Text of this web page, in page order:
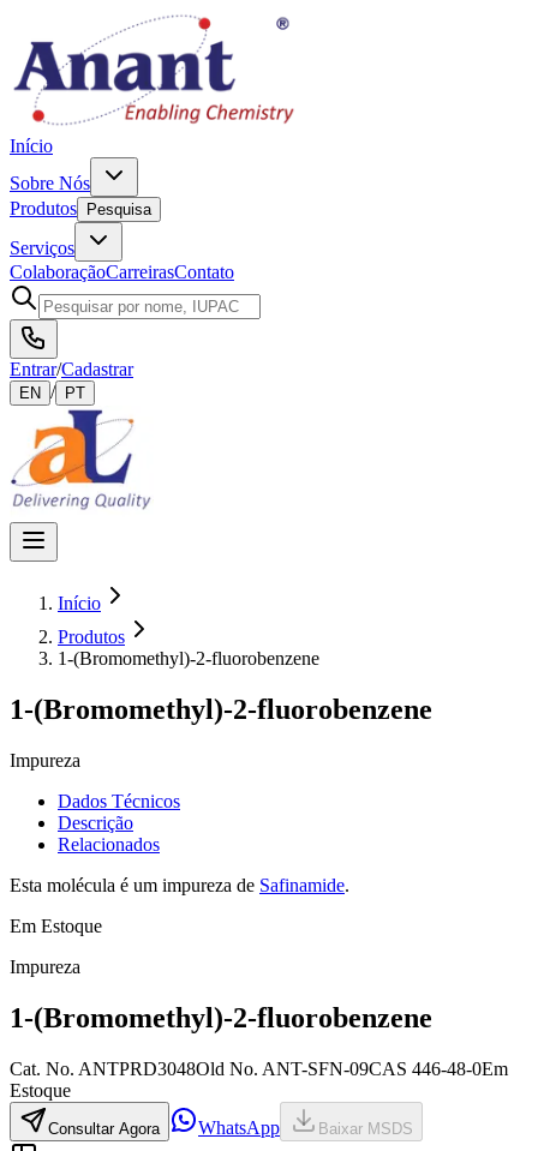
Início
Sobre Nós
Produtos
Pesquisa
Serviços
ColaboraçãoCarreirasContato
Entrar/Cadastrar
EN / PT
Início
Produtos
1-(Bromomethyl)-2-fluorobenzene
1-(Bromomethyl)-2-fluorobenzene
Impureza
Dados Técnicos
Descrição
Relacionados
Esta molécula é um impureza de Safinamide.
Em Estoque
Impureza
1-(Bromomethyl)-2-fluorobenzene
Cat. No. ANTPRD3048Old No. ANT-SFN-09CAS 446-48-0Em
Estoque
Consultar Agora WhatsApp Baixar MSDS